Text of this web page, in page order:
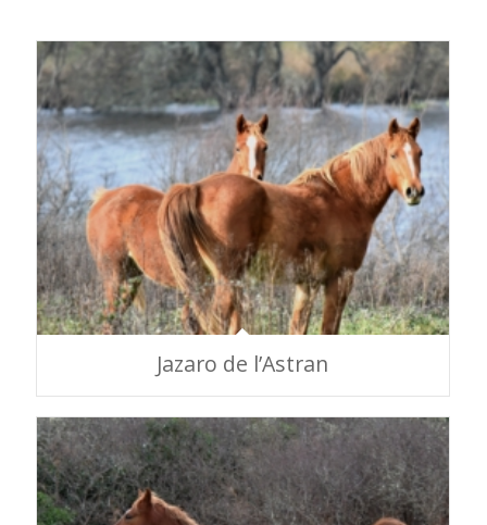
Jazaro de l’Astran